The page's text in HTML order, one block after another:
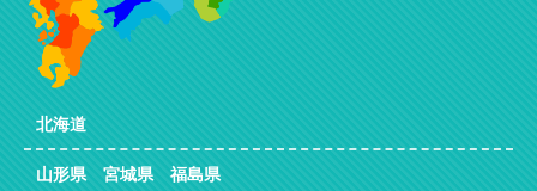
北海道
山形県 宮城県 福島県